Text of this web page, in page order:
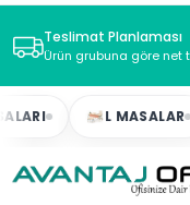
Teslimat Planlaması
Ürün grubuna göre net
L MASALAR